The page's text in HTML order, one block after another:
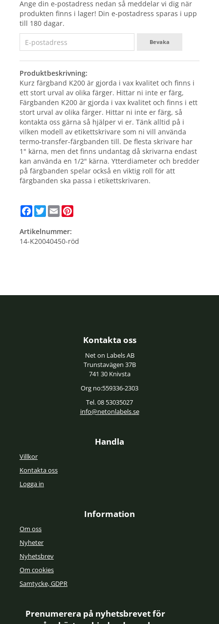
Ange din e-postadress nedan så meddelar vi dig när
produkten finns i lager! Din e-postadress sparas i upp
till 180 dagar.
Bevaka
Produktbeskrivning:
Kurz färgband K200 är gjorda i vax kvalitet och finns i
ett stort urval av olika färger. Hittar ni inte er färg,
Färgbanden K200 är gjorda i vax kvalitet och finns i ett
stort urval av olika färger. Hittar ni inte er färg, så
kontakta oss gärna så hjälper vi er. Tänk alltid på i
vilken modell av etikettskrivare som ni vill använda
termo-transfer-färgbanden till. De flesta skrivare har
1" kärna, men det finns undantag då skrivarna endast
kan använda en 1/2" kärna. Ytterdiameter och bredder
på färgbanden spelar också en viktig roll för att
färgbanden ska passa i etikettskrivaren.
Facebook
Twitter
Email
Artikelnummer:
14-K20040450-röd
Kontakta oss
Net on Labels AB
Trunstavägen 37B
741 30 Knivsta
Org no:559336-2303
Tel. 08 53035027
info@netonlabels.se
Handla
Villkor
Kontakta oss
Logga in
Information
Om oss
Nyheter
Nyhetsbrev
Om cookies
Samtycke, GDPR
Prenumerera på nyhetsbrevet för